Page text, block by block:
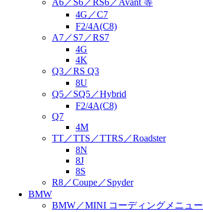
A6／S6／RS6／Avant 等
4G／C7
F2/4A(C8)
A7／S7／RS7
4G
4K
Q3／RS Q3
8U
Q5／SQ5／Hybrid
F2/4A(C8)
Q7
4M
TT／TTS／TTRS／Roadster
8N
8J
8S
R8／Coupe／Spyder
BMW
BMW／MINI コーディングメニュー